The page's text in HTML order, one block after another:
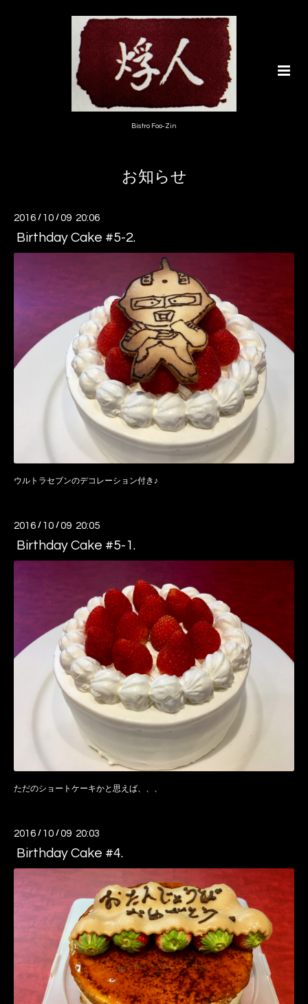
Bistro Foo-Zin
お知らせ
2016 / 10 /09 20:06
Birthday Cake #5-2.
ウルトラセブンのデコレーション付き♪
2016 / 10 /09 20:05
Birthday Cake #5-1.
ただのショートケーキかと思えば、、、
2016 / 10 /09 20:03
Birthday Cake #4.